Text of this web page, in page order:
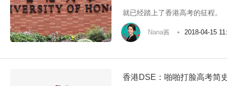
就已经踏上了香港高考的征程。
Nana酱 2018-04-15
香港DSE：啪啪打脸高考简